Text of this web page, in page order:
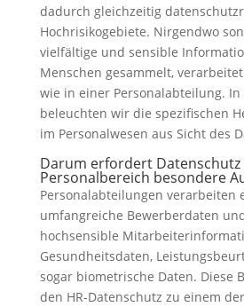
dadurch gleichzeitig
Hochrisikogebiete. Nirgendwo
vielfältige und sensible
Menschen gesammelt,
wie in einer Personalabteilung.
beleuchten wir die spezifischen
im Personalwesen aus Sicht des
Darum erfordert Datenschutz
Personalbereich besondere
Personalabteilungen verarbeiten
umfangreiche Bewerberdaten
hochsensible
Gesundheitsdaten,
sogar biometrische Daten. Diese
den HR-Datenschutz zu einem